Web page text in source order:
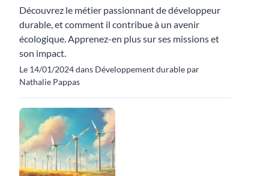
Découvrez le métier passionnant de développeur
durable, et comment il contribue à un avenir
écologique. Apprenez-en plus sur ses missions et
son impact.
Le 14/01/2024 dans Développement durable par
Nathalie Pappas